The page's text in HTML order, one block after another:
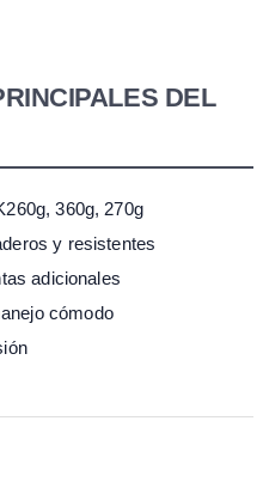
DEL
360g, 270g
y resistentes
adicionales
cómodo